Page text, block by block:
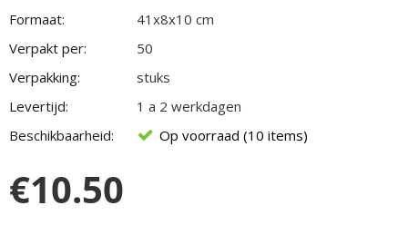
Formaat:
41x8x10 cm
Verpakt per:
50
Verpakking:
stuks
Levertijd:
1 a 2 werkdagen
Beschikbaarheid:
Op voorraad (10 items)
€10.50